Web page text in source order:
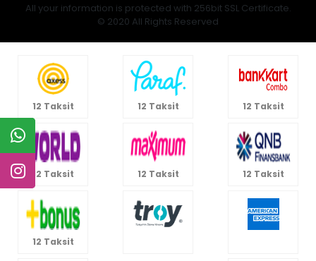
All your information is protected with 256bit SSL Certificate.
© 2020 All Rights Reserved
12 Taksit 12 Taksit 12 Taksit
12 Taksit 12 Taksit 12 Taksit
12 Taksit